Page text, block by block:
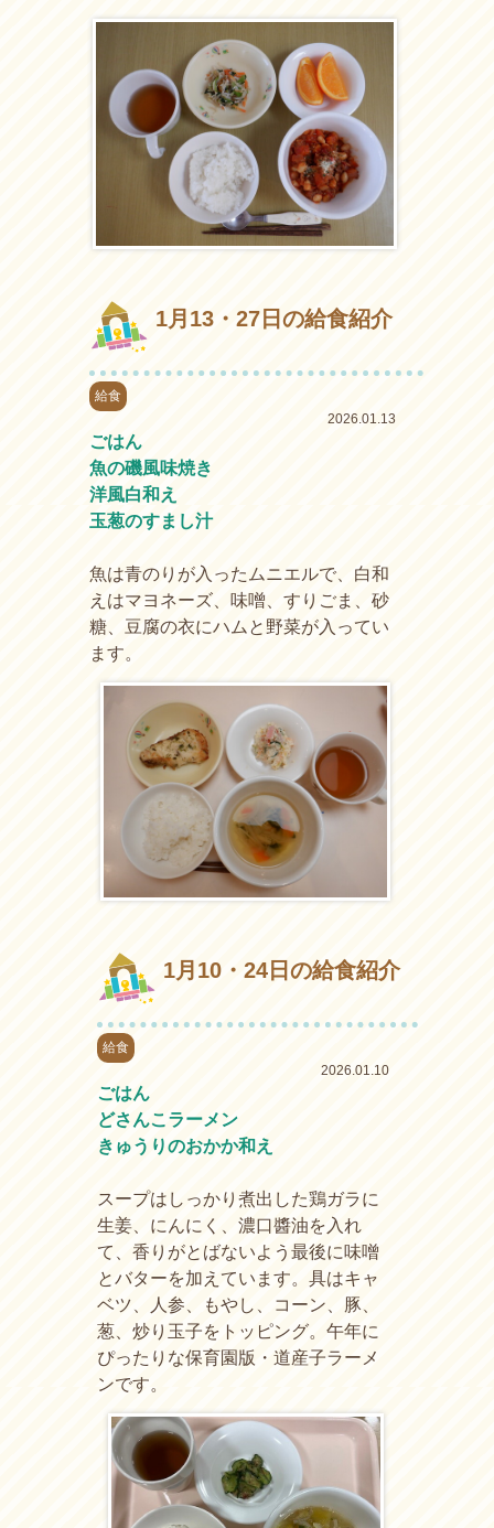
1月13・27日の給食紹介
給食
2026.01.13
ごはん
魚の磯風味焼き
洋風白和え
玉葱のすまし汁
魚は青のりが入ったムニエルで、白和
えはマヨネーズ、味噌、すりごま、砂
糖、豆腐の衣にハムと野菜が入ってい
ます。
1月10・24日の給食紹介
給食
2026.01.10
ごはん
どさんこラーメン
きゅうりのおかか和え
スープはしっかり煮出した鶏ガラに
生姜、にんにく、濃口醬油を入れ
て、香りがとばないよう最後に味噌
とバターを加えています。具はキャ
ベツ、人参、もやし、コーン、豚、
葱、炒り玉子をトッピング。午年に
ぴったりな保育園版・道産子ラーメ
ンです。